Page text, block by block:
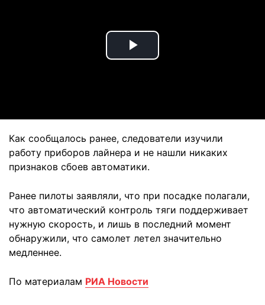
Play
Как сообщалось ранее, следователи изучили
работу приборов лайнера и не нашли никаких
признаков сбоев автоматики.
Ранее пилоты заявляли, что при посадке полагали,
что автоматический контроль тяги поддерживает
нужную скорость, и лишь в последний момент
обнаружили, что самолет летел значительно
медленнее.
По материалам РИА Новости